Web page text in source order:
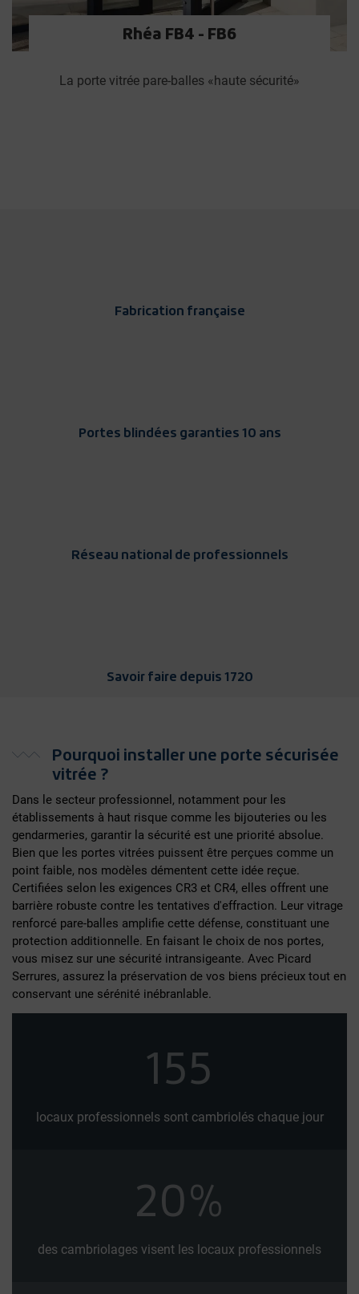
Rhéa FB4 - FB6
La porte vitrée pare-balles «haute sécurité»
Fabrication française
Portes blindées garanties 10 ans
Réseau national de professionnels
Savoir faire depuis 1720
Pourquoi installer une porte sécurisée
vitrée ?
Dans le secteur professionnel, notamment pour les
établissements à haut risque comme les bijouteries ou les
gendarmeries, garantir la sécurité est une priorité absolue.
Bien que les portes vitrées puissent être perçues comme un
point faible, nos modèles démentent cette idée reçue.
Certifiées selon les exigences CR3 et CR4, elles offrent une
barrière robuste contre les tentatives d'effraction. Leur vitrage
renforcé pare-balles amplifie cette défense, constituant une
protection additionnelle. En faisant le choix de nos portes,
vous misez sur une sécurité intransigeante. Avec Picard
Serrures, assurez la préservation de vos biens précieux tout en
conservant une sérénité inébranlable.
155
locaux professionnels sont cambriolés chaque jour
20%
des cambriolages visent les locaux professionnels